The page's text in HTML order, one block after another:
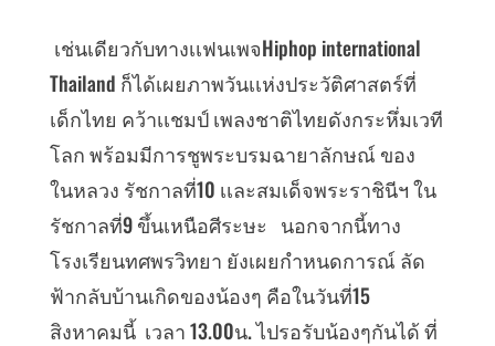
เช่นเดียวกับทางเเฟนเพจHiphop international
Thailand ก็ได้เผยภาพวันเเห่งประวัติศาสตร์ที่
เด็กไทย คว้าเเชมป์ เพลงชาติไทยดังกระหึ่มเวที
โลก พร้อมมีการชูพระบรมฉายาลักษณ์ ของ
ในหลวง รัชกาลที่10 เเละสมเด็จพระราชินีฯ ใน
รัชกาลที่9 ขึ้นเหนือศีระษะ นอกจากนี้ทาง
โรงเรียนทศพรวิทยา ยังเผยกำหนดการณ์ ลัด
ฟ้ากลับบ้านเกิดของน้องๆ คือในวันที่15
สิงหาคมนี้ เวลา 13.00น. ไปรอรับน้องๆกันได้ ที่